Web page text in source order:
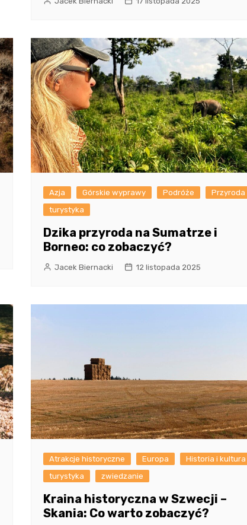
Azja Górskie wyprawy Podróże
Przyroda
turystyka
Dzika przyroda na Sumatrze i
Borneo: co zobaczyć?
Jacek Biernacki 12 listopada 2025
Atrakcje historyczne Europa
Historia i kultura
turystyka
zwiedzanie
Kraina historyczna w Szwecji –
Skania: Co warto zobaczyć?